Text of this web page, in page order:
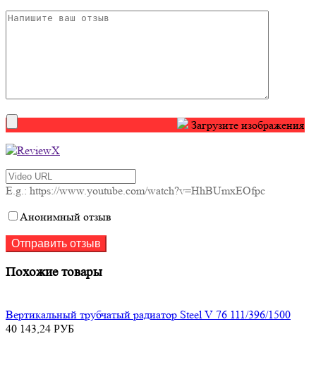
Загрузите изображения
E.g.: https://www.youtube.com/watch?v=HhBUmxEOfpc
Анонимный отзыв
Похожие товары
Вертикальный трубчатый радиатор Steel V 76 111/396/1500
40 143,24 РУБ